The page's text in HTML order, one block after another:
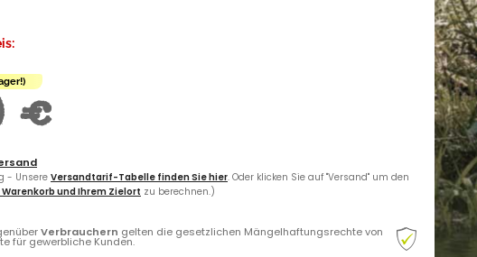
€
- UnsereVersandtarif-Tabelle finden Sie hier. Oder klicken Sie auf "Versand" um den
und Ihrem Zielort zu berechnen.)
Verbrauchern gelten die gesetzlichen Mängelhaftungsrechte von
für gewerbliche Kunden.